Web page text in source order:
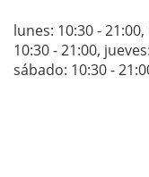
lunes: 10:30 - 21:00,
10:30 - 21:00,
sábado: 10:30 -